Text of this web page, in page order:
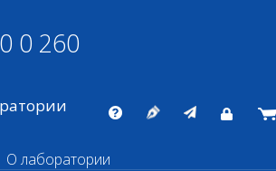
0 260
О лаборатории